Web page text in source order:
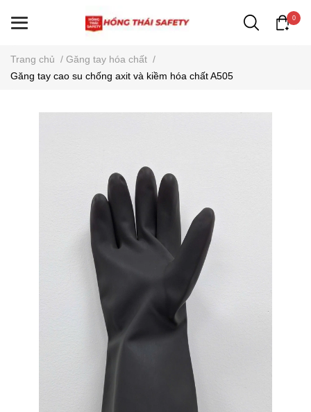
0
Trang chủ / Găng tay hóa chất /
Găng tay cao su chống axit và kiềm hóa chất A505